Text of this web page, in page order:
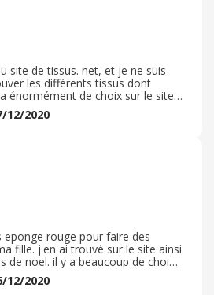
bonne. L'emballage était très
site de tissus. net, et je ne suis
les différents tissus dont
énormément de choix sur le site,
corrects, et j'ai même pu
ports offerts, ainsi que d'un code
sont de bonnes qualités, et
emballage très correct,
descriptions.
12/2020
eponge rouge pour faire des
fille. j'en ai trouvé sur le site ainsi
de noel. il y a beaucoup de choix.
et on peut commander la
ce qui est un peu dommage,
12/2020